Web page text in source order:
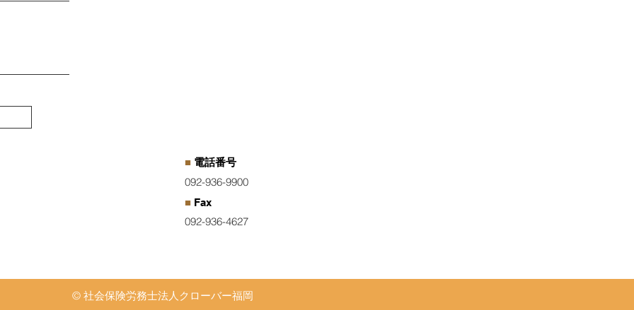
■ 電話番号
092-936-9900
■ Fax
092-936-4627
© 社会保険労務士法人クローバー福岡